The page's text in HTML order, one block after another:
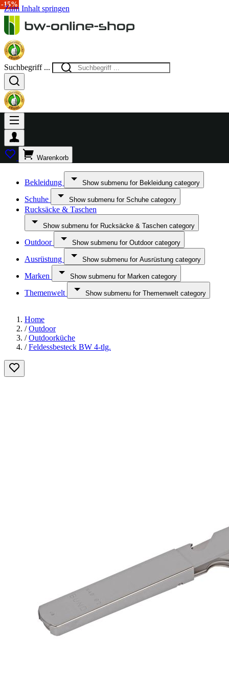
Zum Inhalt springen
Suchbegriff ...
Warenkorb
Bekleidung Show submenu for Bekleidung category
Schuhe Show submenu for Schuhe category
Rucksäcke & Taschen
Show submenu for Rucksäcke & Taschen category
Outdoor Show submenu for Outdoor category
Ausrüstung Show submenu for Ausrüstung category
Marken Show submenu for Marken category
Themenwelt Show submenu for Themenwelt category
Home
/ Outdoor
/ Outdoorküche
/ Feldessbesteck BW 4-tlg.
-20%
-15%